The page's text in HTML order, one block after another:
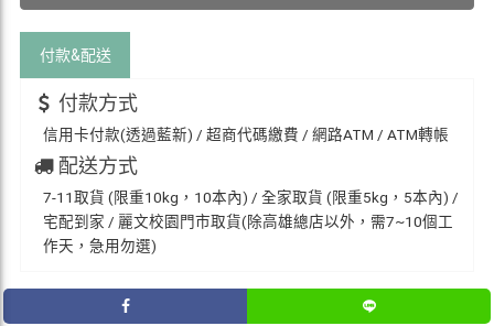
付款&配送
付款方式
信用卡付款(透過藍新) / 超商代碼繳費 / 網路ATM / ATM轉帳
配送方式
7-11取貨 (限重10kg，10本內) / 全家取貨 (限重5kg，5本內) /
宅配到家 / 麗文校園門市取貨(除高雄總店以外，需7~10個工
作天，急用勿選)